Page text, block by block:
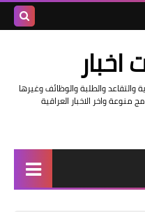
والتقاعد والطلبة والوظائف وغيرها
واخر الاخبار العراقية